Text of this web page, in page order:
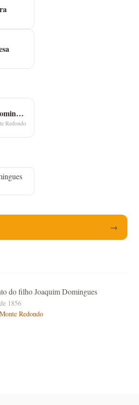
António Domingues
Redondo
→
do filho Joaquim Domingues
1856
Redondo